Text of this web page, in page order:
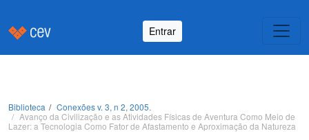
Entrar
Biblioteca
Conexões v. 3, n 2, 2005.
Avanço da Civilização e as Atividades Físicas de Aventura Como Meio de
Lazer: a Tecnologia Como Fator de Afastamento e Aproximação da Natureza